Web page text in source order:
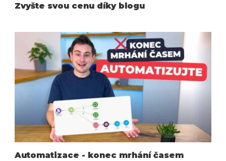
Zvyšte svou cenu díky blogu
Automatizace - konec mrhání časem